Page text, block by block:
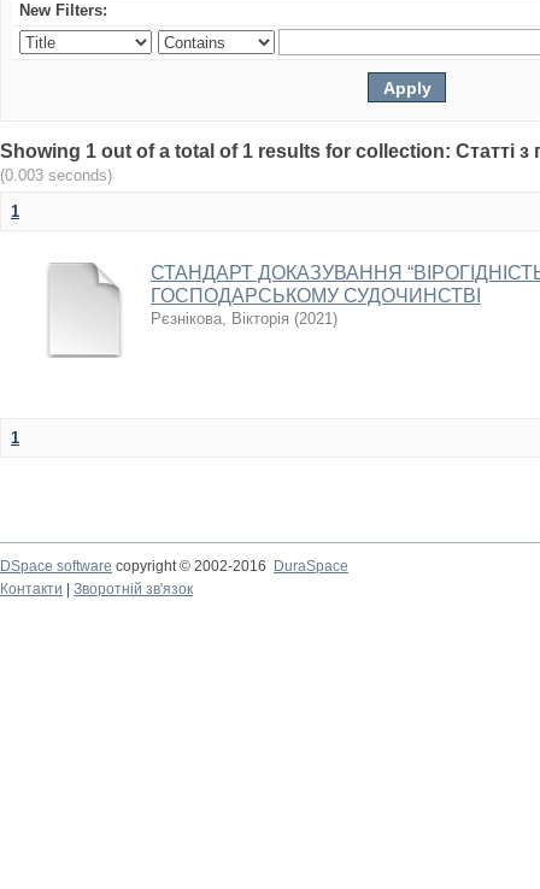
New Filters:
Showing 1 out of a total of 1 results for collection: Статті з
(0.003 seconds)
1
СТАНДАРТ ДОКАЗУВАННЯ
ГОСПОДАРСЬКОМУ СУДОЧИНСТВІ
Рєзнікова, Вікторія (2021)
1
DSpace software copyright © 2002-2016
DuraSpace
Контакти
Зворотній зв'язок